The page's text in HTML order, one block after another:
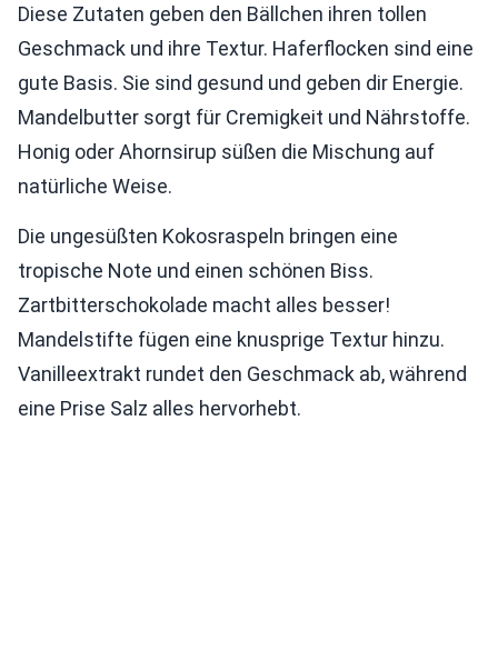
Diese Zutaten geben den Bällchen ihren tollen
Geschmack und ihre Textur. Haferflocken sind eine
gute Basis. Sie sind gesund und geben dir Energie.
Mandelbutter sorgt für Cremigkeit und Nährstoffe.
Honig oder Ahornsirup süßen die Mischung auf
natürliche Weise.
Die ungesüßten Kokosraspeln bringen eine
tropische Note und einen schönen Biss.
Zartbitterschokolade macht alles besser!
Mandelstifte fügen eine knusprige Textur hinzu.
Vanilleextrakt rundet den Geschmack ab, während
eine Prise Salz alles hervorhebt.